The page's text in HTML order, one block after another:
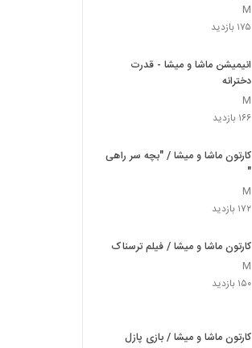
M
۱۷۵ بازدید
انیمیشن ماشا و میشا - قدرت
دخترانه
M
۱۶۶ بازدید
کارتون ماشا و میشا / "بچه سر راهی
"
M
۱۷۲ بازدید
کارتون ماشا و میشا / فیلم ترسناک
M
۱۵۰ بازدید
کارتون ماشا و میشا / بازی پازل